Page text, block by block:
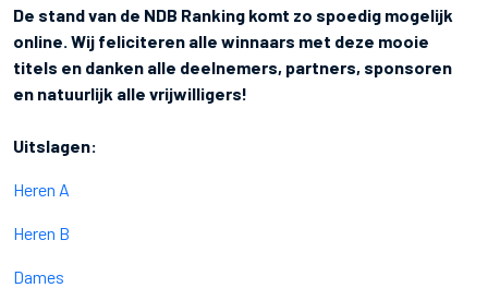
De stand van de NDB Ranking komt zo spoedig mogelijk
online. Wij feliciteren alle winnaars met deze mooie
titels en danken alle deelnemers, partners, sponsoren
en natuurlijk alle vrijwilligers!
Uitslagen:
Heren A
Heren B
Dames